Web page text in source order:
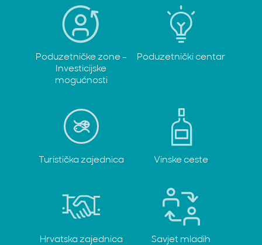
Poduzetničke zone -
Investicijske
mogućnosti
Poduzetnički centar
Turistička zajednica Vinske ceste
Hrvatska zajednica
Savjet mladih